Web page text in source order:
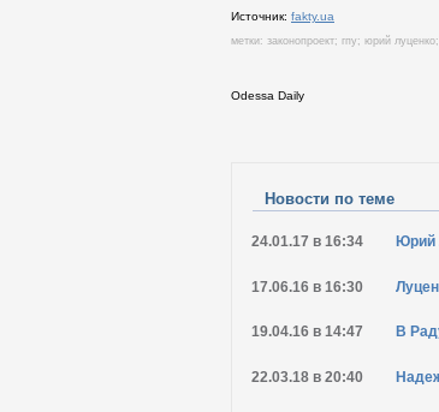
Источник: fakty.ua
метки: законопроект; гпу ; юрий луценко;
Odessa Daily